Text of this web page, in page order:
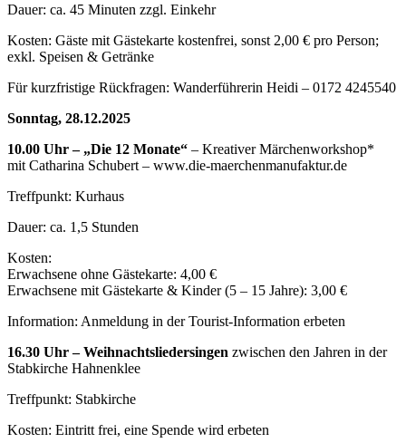
Dauer: ca. 45 Minuten zzgl. Einkehr
Kosten: Gäste mit Gästekarte kostenfrei, sonst 2,00 € pro Person;
exkl. Speisen & Getränke
Für kurzfristige Rückfragen: Wanderführerin Heidi – 0172 4245540
Sonntag, 28.12.2025
10.00 Uhr – „Die 12 Monate“ – Kreativer Märchenworkshop*
mit Catharina Schubert – www.die-maerchenmanufaktur.de
Treffpunkt: Kurhaus
Dauer: ca. 1,5 Stunden
Kosten:
Erwachsene ohne Gästekarte: 4,00 €
Erwachsene mit Gästekarte & Kinder (5 – 15 Jahre): 3,00 €
Information: Anmeldung in der Tourist-Information erbeten
16.30 Uhr – Weihnachtsliedersingen zwischen den Jahren in der
Stabkirche Hahnenklee
Treffpunkt: Stabkirche
Kosten: Eintritt frei, eine Spende wird erbeten